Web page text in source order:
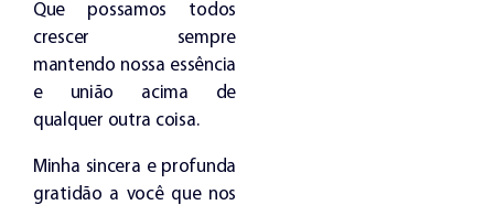
Que possamos todos
crescer sempre
mantendo nossa essência
e união acima de
qualquer outra coisa.
Minha sincera e profunda
gratidão a você que nos